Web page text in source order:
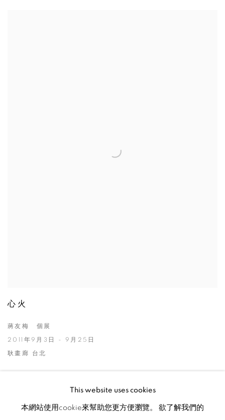
心火
蔣友梅 個展
2011年9月3日 - 9月25日
耿畫廊 台北
MANAGE COOKIES
This website uses cookies
本網站使用cookie來幫助您更方便瀏覽。 欲了解我們的